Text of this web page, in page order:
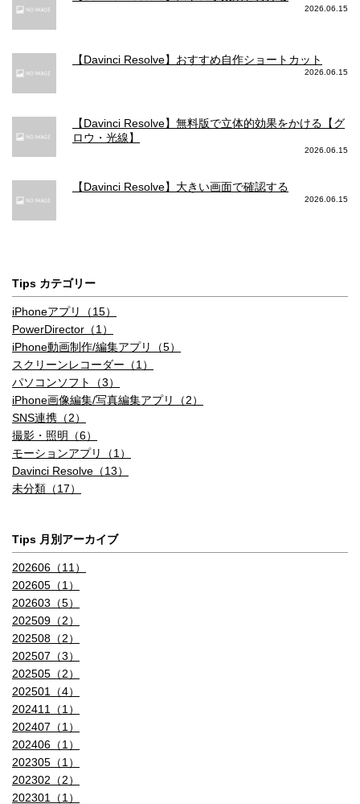
2026.06.15
【Davinci Resolve】おすすめ自作ショートカット
2026.06.15
【Davinci Resolve】無料版で立体的効果をかける【グ
ロウ・光線】
2026.06.15
【Davinci Resolve】大きい画面で確認する
2026.06.15
Tips カテゴリー
iPhoneアプリ（15）
PowerDirector（1）
iPhone動画制作/編集アプリ（5）
スクリーンレコーダー（1）
パソコンソフト（3）
iPhone画像編集/写真編集アプリ（2）
SNS連携（2）
撮影・照明（6）
モーションアプリ（1）
Davinci Resolve（13）
未分類（17）
Tips 月別アーカイブ
202606（11）
202605（1）
202603（5）
202509（2）
202508（2）
202507（3）
202505（2）
202501（4）
202411（1）
202407（1）
202406（1）
202305（1）
202302（2）
202301（1）